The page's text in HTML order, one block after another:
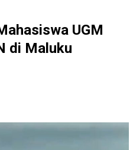
UGM
di Maluku